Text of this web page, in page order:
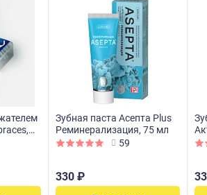
Зубная паста Асепта Plus
Реминерализация, 75 мл
59
330 ₽